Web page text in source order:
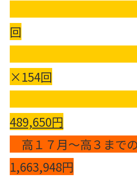
90
回
計
×154回
489,650円
高１７月～高３まで
1,663,948円